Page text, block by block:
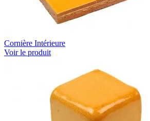
Cornière Intérieure
Voir le produit